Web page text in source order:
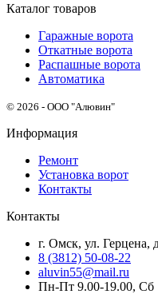
Каталог товаров
Гаражные ворота
Откатные ворота
Распашные ворота
Автоматика
© 2026 - ООО "Алювин"
Информация
Ремонт
Установка ворот
Контакты
Контакты
г. Омск, ул. Герцена,
8 (3812) 50-08-22
aluvin55@mail.ru
Пн-Пт 9.00-19.00, Сб